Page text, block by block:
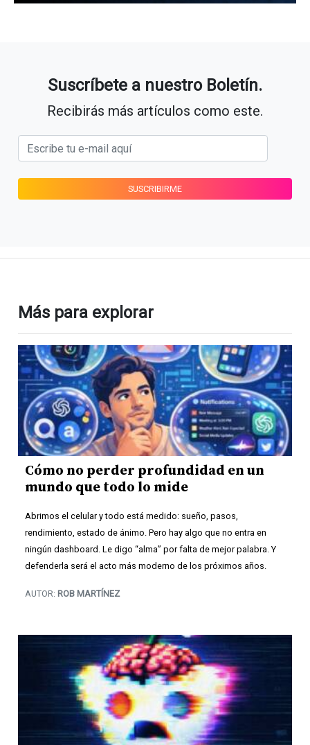
Suscríbete a nuestro Boletín.
Recibirás más artículos como este.
Más para explorar
Cómo no perder profundidad en un
mundo que todo lo mide
Abrimos el celular y todo está medido: sueño, pasos,
rendimiento, estado de ánimo. Pero hay algo que no entra en
ningún dashboard. Le digo “alma” por falta de mejor palabra. Y
defenderla será el acto más moderno de los próximos años.
AUTOR: ROB MARTÍNEZ